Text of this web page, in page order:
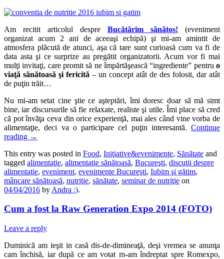
Am recitit articolul despre Bucătărim sănătos!
(eveniment
organizat acum 2 ani de aceeaşi echipă) şi mi-am amintit de
atmosfera plăcută de atunci, aşa că tare sunt curioasă cum va fi de
data asta şi ce surprize au pregătit organizatorii. Acum vor fi mai
mulţi invitaţi, care promit să ne împărtăşească “ingrediente” pentru o
viaţă sănătoasă şi fericită – un concept atât de des folosit, dar atât
de puţin trăit…
Nu mi-am setat cine ştie ce aşteptări, îmi doresc doar să mă simt
bine, iar discursurile să fie relaxate, realiste şi utile. Îmi place să cred
că pot învăţa ceva din orice experienţă, mai ales când vine vorba de
alimentaţie, deci va o participare cel puţin interesantă. Continue
reading →
This entry was posted in Food, Iniţiative&evenimente, Sănătate and
tagged alimentaţie, alimentaţie sănătoasă, Bucureşti, discuţii despre
alimentaţie, eveniment, evenimente Bucureşti, Iubim şi gătim,
mâncare sănătoasă, nutriţie, sănătate, seminar de nutriţie on
04/04/2016 by Andra :).
Cum a fost la Raw Generation Expo 2014 (FOTO)
Leave a reply
Duminică am ieşit in casă dis-de-dimineaţă, deşi vremea se anunţa
cam închisă, iar după ce am votat m-am îndreptat spre Romexpo,